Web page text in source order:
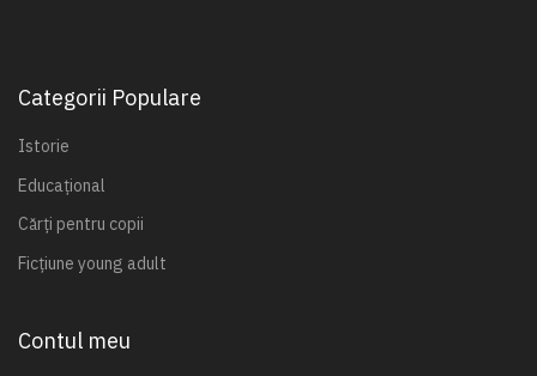
Categorii Populare
Istorie
Educațional
Cărți pentru copii
Ficțiune young adult
Contul meu